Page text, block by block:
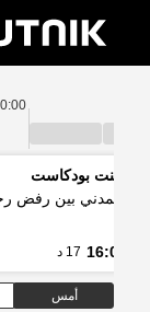
بوينت بودكاست
المدني بين رفض
16:03 17 د
أمس